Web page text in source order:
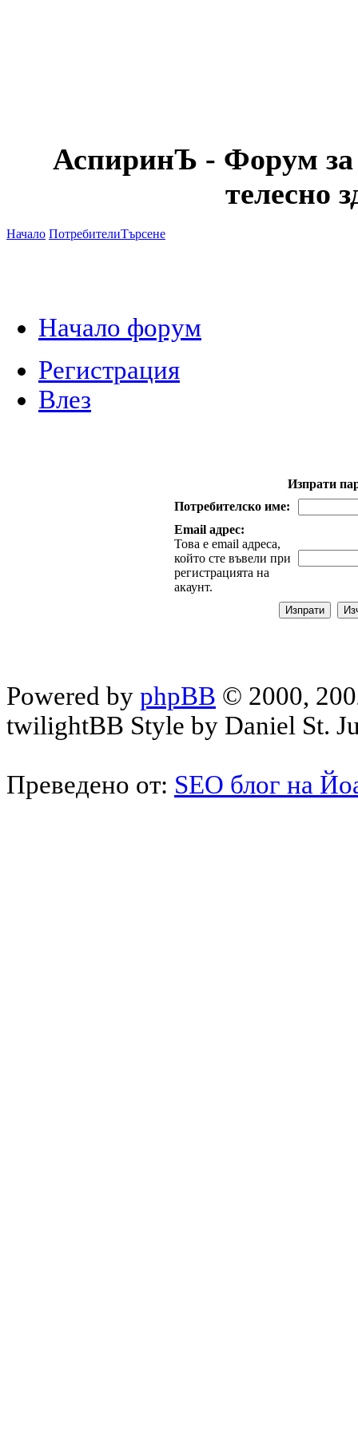
АспиринЪ - Форум
телесно
Начало ПотребителиТърсене
Начало форум
Регистрация
Влез
Изпрати
Потребителско име:
Email адрес:
Това е email адреса,
който сте въвели при
регистрацията на
акаунт.
Powered by phpBB © 2000,
twilightBB Style by Daniel St.
Преведено от: SEO блог на